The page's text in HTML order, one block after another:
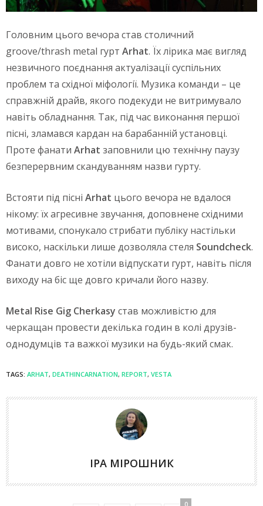
Головним цього вечора став столичний
groove/thrash metal гурт Arhat. Їх лірика має вигляд
незвичного поєднання актуалізації суспільних
проблем та східної міфології. Музика команди – це
справжній драйв, якого подекуди не витримувало
навіть обладнання. Так, під час виконання першої
пісні, зламався кардан на барабанній установці.
Проте фанати Arhat заповнили цю технічну паузу
безперервним скандуванням назви гурту.
Встояти під пісні Arhat цього вечора не вдалося
нікому: їх агресивне звучання, доповнене східними
мотивами, спонукало стрибати публіку настільки
високо, наскільки лише дозволяла стеля Soundcheck.
Фанати довго не хотіли відпускати гурт, навіть після
виходу на біс ще довго кричали його назву.
Metal Rise Gig Cherkasy став можливістю для
черкащан провести декілька годин в колі друзів-
однодумців та важкої музики на будь-який смак.
TAGS: ARHAT, DEATHINCARNATION, REPORT, VESTA
ІРА МІРОШНИК
0